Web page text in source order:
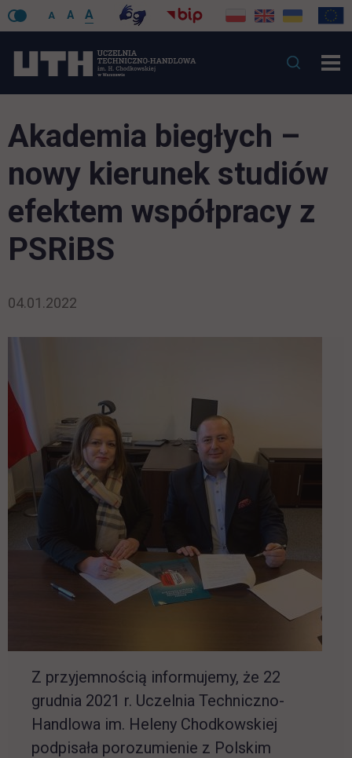
A A A
Akademia biegłych –
nowy kierunek studiów
efektem współpracy z
PSRiBS
04.01.2022
Z przyjemnością informujemy, że 22
grudnia 2021 r. Uczelnia Techniczno-
Handlowa im. Heleny Chodkowskiej
podpisała porozumienie z Polskim